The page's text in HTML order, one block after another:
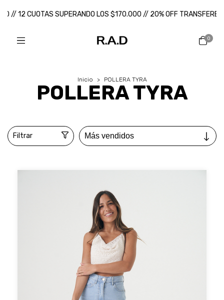
12 CUOTAS SUPERANDO LOS $170.000 // 20% OFF
0
Inicio > POLLERA TYRA
POLLERA TYRA
Filtrar